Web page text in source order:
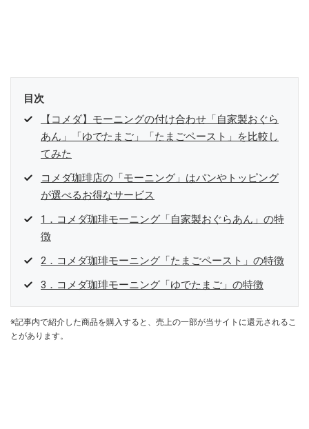
目次
【コメダ】モーニングの付け合わせ「自家製おぐら
あん」「ゆでたまご」「たまごペースト」を比較し
てみた
コメダ珈琲店の「モーニング」はパンやトッピング
が選べるお得なサービス
1．コメダ珈琲モーニング「自家製おぐらあん」の特
徴
2．コメダ珈琲モーニング「たまごペースト」の特徴
3．コメダ珈琲モーニング「ゆでたまご」の特徴
※記事内で紹介した商品を購入すると、売上の一部が当サイトに還元されるこ
とがあります。